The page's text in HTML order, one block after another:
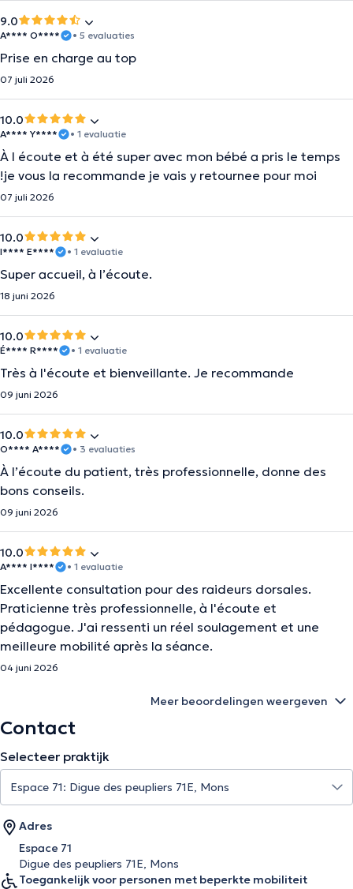
9.0
A**** O**** • 5 evaluaties
Prise en charge au top
07 juli 2026
10.0
A**** Y**** • 1 evaluatie
À l écoute et à été super avec mon bébé a pris le temps
!je vous la recommande je vais y retournee pour moi
07 juli 2026
10.0
I**** E**** • 1 evaluatie
Super accueil, à l’écoute.
18 juni 2026
10.0
É**** R**** • 1 evaluatie
Très à l'écoute et bienveillante. Je recommande
09 juni 2026
10.0
O**** A**** • 3 evaluaties
À l’écoute du patient, très professionnelle, donne des
bons conseils.
09 juni 2026
10.0
A**** I**** • 1 evaluatie
Excellente consultation pour des raideurs dorsales.
Praticienne très professionnelle, à l'écoute et
pédagogue. J'ai ressenti un réel soulagement et une
meilleure mobilité après la séance.
04 juni 2026
Meer beoordelingen weergeven
Contact
Selecteer praktijk
Adres
Espace 71
Digue des peupliers 71E, Mons
Toegankelijk voor personen met beperkte mobiliteit